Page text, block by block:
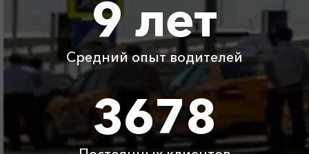
Бесплатно Бесплатно Бесплатно Бесплатно
Ожидание машины Бесплатно
3800 ₽ 4700 ₽ 6300 ₽
9 лет
Средний опыт водителей
3678